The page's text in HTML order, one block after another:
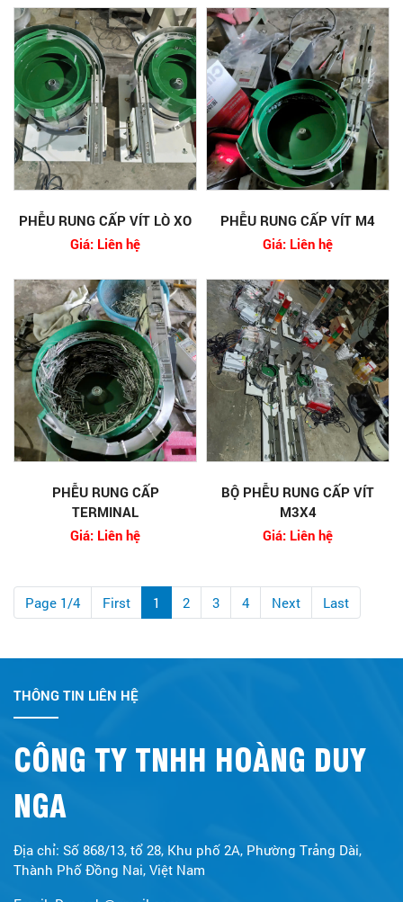
PHỄU RUNG CẤP VÍT LÒ XO
Giá: Liên hệ
PHỄU RUNG CẤP VÍT M4
Giá: Liên hệ
PHỄU RUNG CẤP
TERMINAL
Giá: Liên hệ
BỘ PHỄU RUNG CẤP VÍT
M3X4
Giá: Liên hệ
Page 1/4 First 1 2 3 4 Next Last
THÔNG TIN LIÊN HỆ
CÔNG TY TNHH HOÀNG DUY
NGA
Địa chỉ: Số 868/13, tổ 28, Khu phố 2A, Phường Trảng Dài,
Thành Phố Đồng Nai, Việt Nam